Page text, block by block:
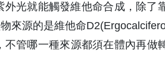
光就能觸發維他命合成，除了
來源的是維他命
管哪一種來源都須在體內再做